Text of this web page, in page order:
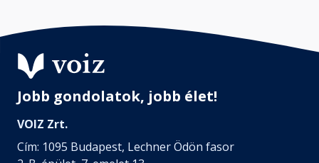
Jobb gondolatok, jobb élet!
VOIZ Zrt.
Cím: 1095 Budapest, Lechner Ödön fasor